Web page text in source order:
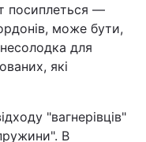
посиплеться —
може бути,
для
які
"вагнерівців"
В